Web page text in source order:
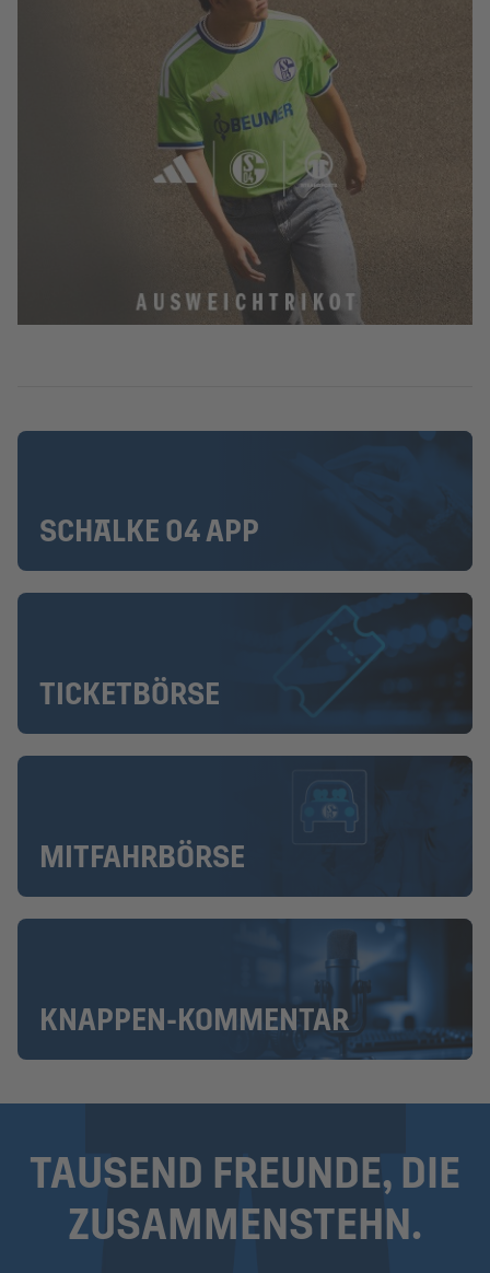
SCHALKE 04 APP
TICKETBÖRSE
MITFAHRBÖRSE
KNAPPEN-KOMMENTAR
TAUSEND FREUNDE, DIE
ZUSAMMEN­STEHN.